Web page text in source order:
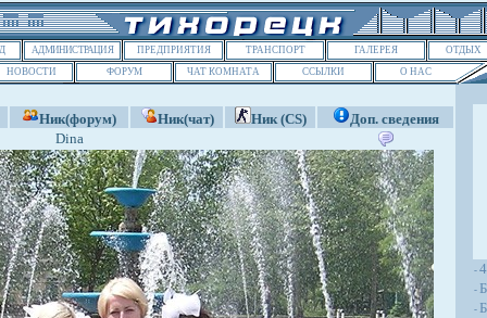
АДМИНИСТРАЦИЯ ПРЕДПРИЯТИЯ ТРАНСПОРТ ГАЛЕРЕЯ
ОТДЫХ
НОВОСТИ
ФОРУМ ЧАТ КОМНАТА ССЫЛКИ О НАС
Ник(форум) Ник(чат) Ник (CS)
Доп. сведения
Dina
-
-
-